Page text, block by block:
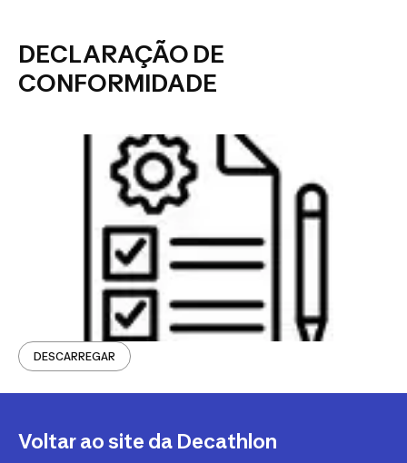
DECLARAÇÃO DE
CONFORMIDADE
DESCARREGAR
Voltar ao site da Decathlon